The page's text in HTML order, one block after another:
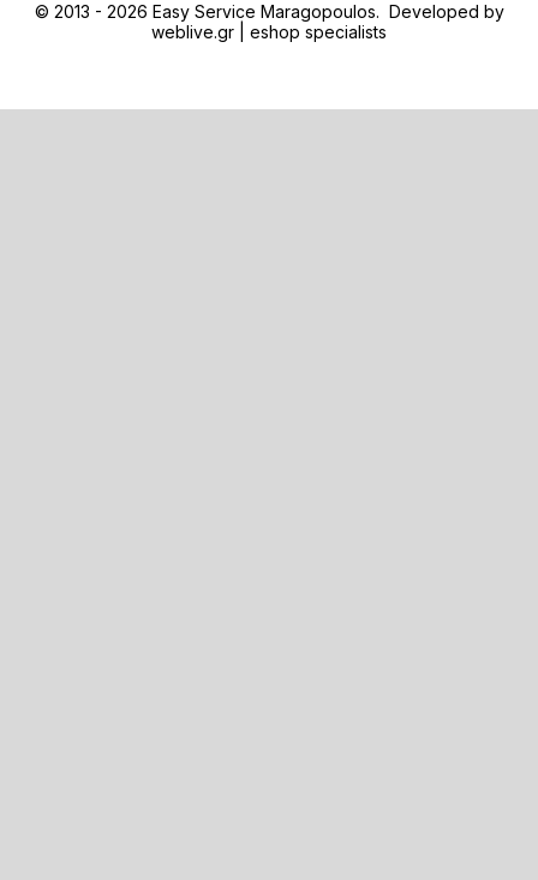
© 2013 - 2026 Easy Service Maragopoulos. Developed by
weblive.gr | eshop specialists